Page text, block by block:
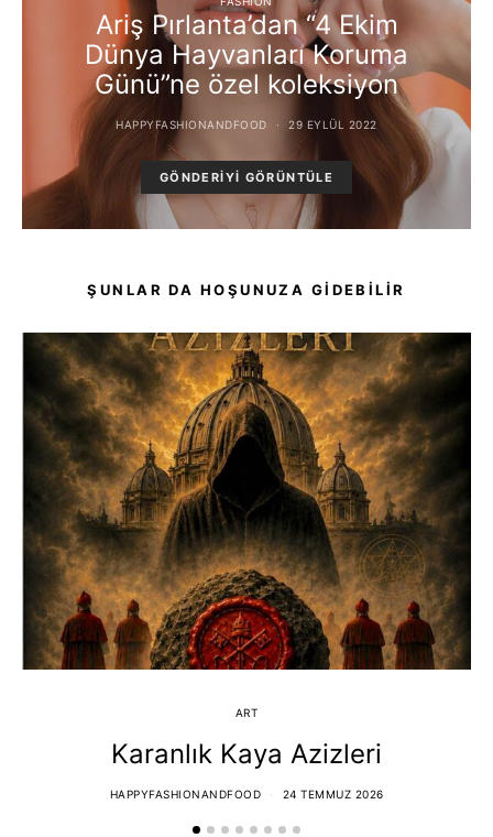
Ariş Pırlanta’dan “4 Ekim
Dünya Hayvanları Koruma
Günü”ne özel koleksiyon
HAPPYFASHIONANDFOOD 29 EYLÜL 2022
GÖNDERIYI GÖRÜNTÜLE
ŞUNLAR DA HOŞUNUZA GIDEBILIR
ART
Karanlık Kaya Azizleri
HAPPYFASHIONANDFOOD 24 TEMMUZ 2026